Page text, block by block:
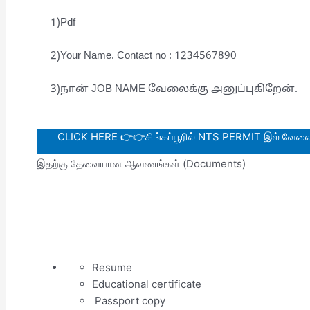
1)Pdf
2)Your Name. Contact no : 1234567890
3)நான் JOB NAME வேலைக்கு அனுப்புகிறேன்.
CLICK HERE 👉👉சிங்கப்பூரில் NTS PERMIT இல்
இதற்கு தேவையான ஆவணங்கள் (Documents)
Resume
Educational certificate
Passport copy